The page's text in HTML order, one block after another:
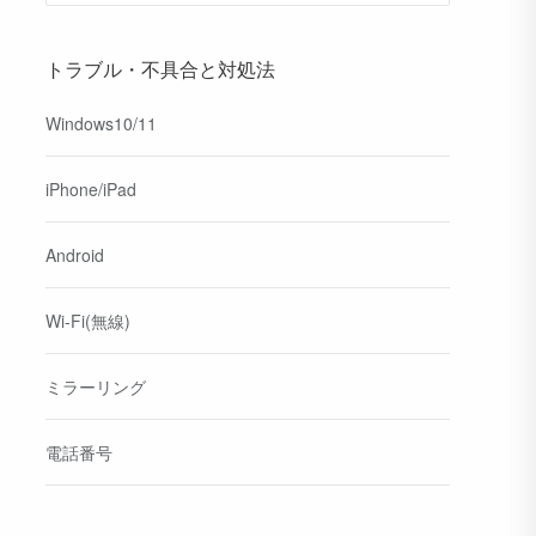
トラブル・不具合と対処法
Windows10/11
iPhone/iPad
Android
Wi-Fi(無線)
ミラーリング
電話番号